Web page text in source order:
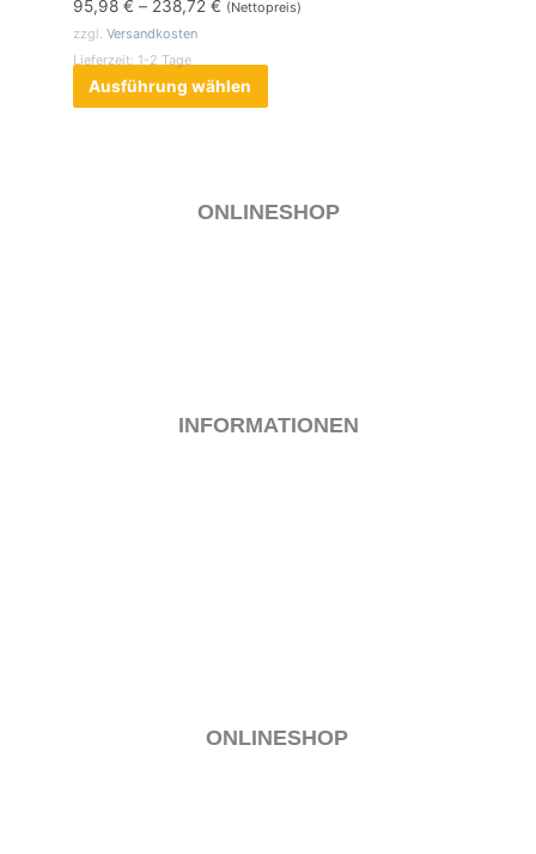
95,98€ – 238,72€ (Nettopreis)
zzgl.Versandkosten
Lieferzeit: 1-2 Tage
Ausführung wählen
ONLINESHOP
INFORMATIONEN
ONLINESHOP